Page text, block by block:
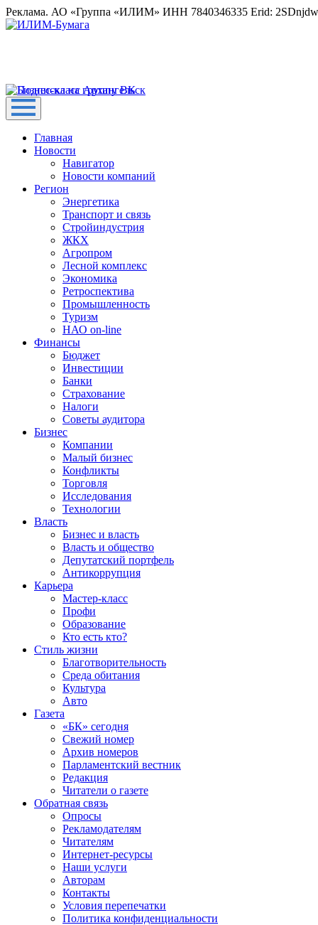
Реклама. АО «Группа «ИЛИМ» ИНН 7840346335 Erid:
Главная
Новости
Навигатор
Новости компаний
Регион
Энергетика
Транспорт и связь
Стройиндустрия
ЖКХ
Агропром
Лесной комплекс
Экономика
Ретроспектива
Промышленность
Туризм
НАО on-line
Финансы
Бюджет
Инвестиции
Банки
Страхование
Налоги
Советы аудитора
Бизнес
Компании
Малый бизнес
Конфликты
Торговля
Исследования
Технологии
Власть
Бизнес и власть
Власть и общество
Депутатский портфель
Антикоррупция
Карьера
Мастер-класс
Профи
Образование
Кто есть кто?
Стиль жизни
Благотворительность
Среда обитания
Культура
Авто
Газета
«БК» сегодня
Свежий номер
Архив номеров
Парламентский вестник
Редакция
Читатели о газете
Обратная связь
Опросы
Рекламодателям
Читателям
Интернет-ресурсы
Наши услуги
Авторам
Контакты
Условия перепечатки
Политика конфиденциальности